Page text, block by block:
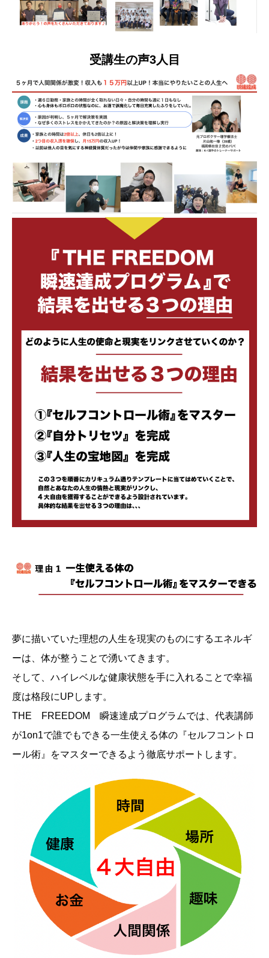
受講生の声3人目
夢に描いていた理想の人生を現実のものにするエネルギ
ーは、体が整うことで湧いてきます。
そして、ハイレベルな健康状態を手に入れることで幸福
度は格段にUPします。
THE FREEDOM 瞬速達成プログラムでは、代表講師
が1on1で誰でもできる一生使える体の『セルフコントロ
ール術』をマスターできるよう徹底サポートします。